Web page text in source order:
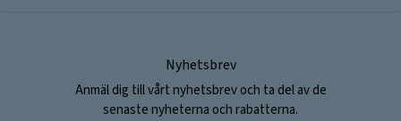
Nyhetsbrev
Anmäl dig till vårt nyhetsbrev och ta del av de
senaste nyheterna och rabatterna.